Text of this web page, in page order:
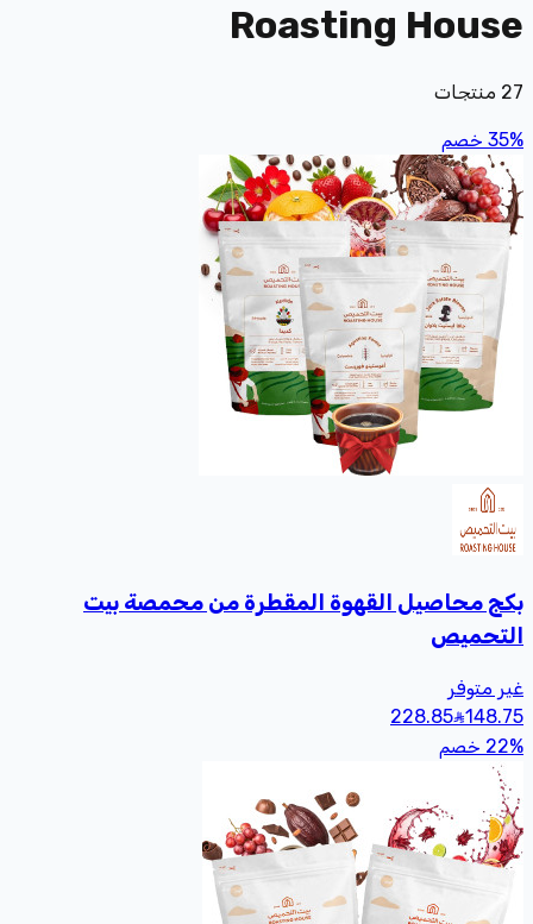
Roasting House
27 منتجات
35% خصم
بكج محاصيل القهوة المقطرة من محمصة بيت
التحميص
غير متوفر
148.75
228.85
22% خصم